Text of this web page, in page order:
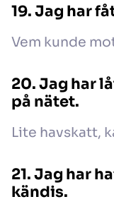
19. Jag har
Vem kunde
20. Jag har
på nätet.
Lite havskatt,
21. Jag har
kändis.